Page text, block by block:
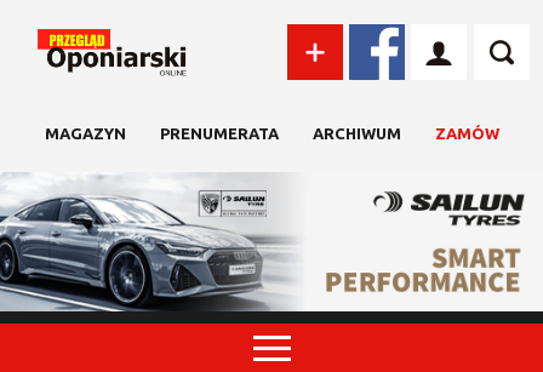
MAGAZYN PRENUMERATA ARCHIWUM ZAMÓW